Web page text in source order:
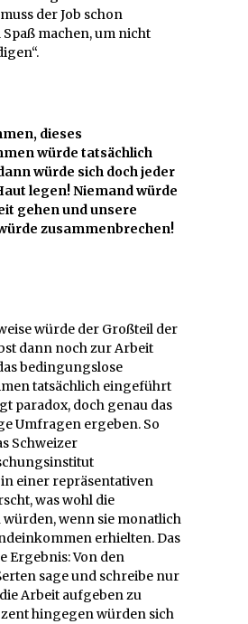
der Job schon
machen, um nicht
dieses
würde tatsächlich
würde sich doch jeder
legen! Niemand würde
gehen und unsere
zusammenbrechen!
würde der Großteil der
dann noch zur Arbeit
bedingungslose
tatsächlich eingeführt
paradox, doch genau das
Umfragen ergeben. So
Schweizer
in einer repräsentativen
was wohl die
würden, wenn sie monatlich
erhielten. Das
Ergebnis: Von den
sage und schreibe nur
Arbeit aufgeben zu
hingegen würden sich